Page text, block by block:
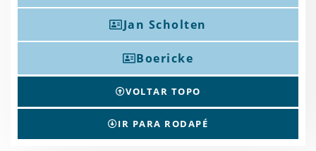
Jan Scholten
Boericke
VOLTAR TOPO
IR PARA RODAPÉ